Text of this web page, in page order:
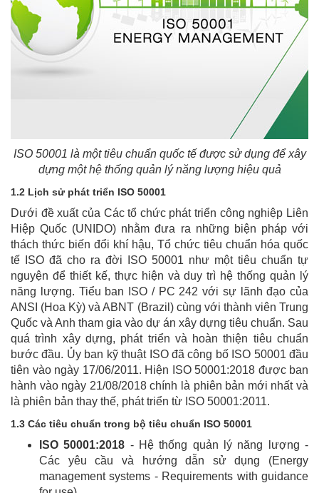
ISO 50001 là một tiêu chuẩn quốc tế được sử dụng để xây
dựng một hệ thống quản lý năng lượng hiệu quả
1.2 Lịch sử phát triển ISO 50001
Dưới đề xuất của Các tổ chức phát triển công nghiệp Liên
Hiệp Quốc (UNIDO) nhằm đưa ra những biện pháp với
thách thức biến đổi khí hậu, Tổ chức tiêu chuẩn hóa quốc
tế ISO đã cho ra đời ISO 50001 như một tiêu chuẩn tự
nguyện để thiết kế, thực hiện và duy trì hệ thống quản lý
năng lượng. Tiểu ban ISO / PC 242 với sự lãnh đạo của
ANSI (Hoa Kỳ) và ABNT (Brazil) cùng với thành viên Trung
Quốc và Anh tham gia vào dự án xây dựng tiêu chuẩn. Sau
quá trình xây dựng, phát triển và hoàn thiện tiêu chuẩn
bước đầu. Ủy ban kỹ thuật ISO đã công bố ISO 50001 đầu
tiên vào ngày 17/06/2011. Hiện ISO 50001:2018 được ban
hành vào ngày 21/08/2018 chính là phiên bản mới nhất và
là phiên bản thay thế, phát triển từ ISO 50001:2011.
1.3 Các tiêu chuẩn trong bộ tiêu chuẩn ISO 50001
ISO 50001:2018 - Hệ thống quản lý năng lượng -
Các yêu cầu và hướng dẫn sử dụng (Energy
management systems - Requirements with guidance